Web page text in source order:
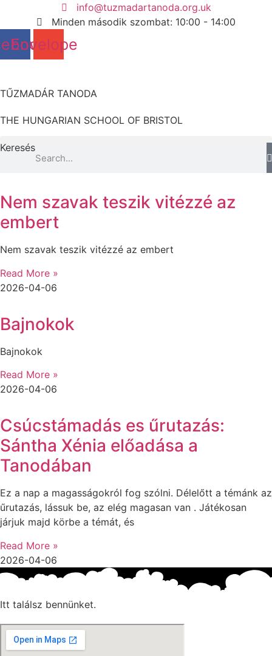
tartalomhoz
info@tuzmadartanoda.org.uk
Minden második szombat: 10:00 - 14:00
Envelope
TŰZMADÁR TANODA
THE HUNGARIAN SCHOOL OF BRISTOL
Keresés
Nem szavak teszik vitézzé az
embert
Nem szavak teszik vitézzé az embert
Read More »
2026-04-06
Bajnokok
Bajnokok
Read More »
2026-04-06
Csúcstámadás es űrutazás:
Sántha Xénia előadása a
Tanodában
Ez a nap a magasságokról fog szólni. Délelőtt a témánk az
űrutazás, lássuk be, az elég magasan van . Játékosan
járjuk majd körbe a témát, és
Read More »
2026-04-06
Itt találsz bennünket.